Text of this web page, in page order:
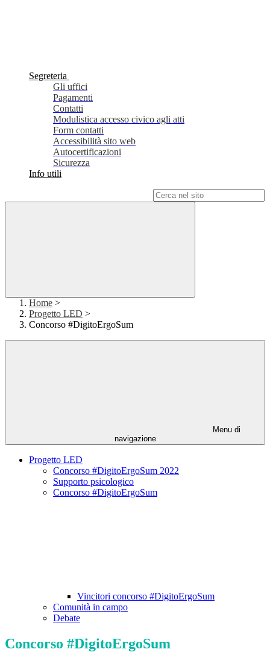
Segreteria
Gli uffici
Pagamenti
Contatti
Modulistica accesso civico agli atti
Form contatti
Accessibilità sito web
Autocertificazioni
Sicurezza
Info utili
Home >
Progetto LED >
Concorso #DigitoErgoSum
Menu di
navigazione
Progetto LED
Concorso #DigitoErgoSum 2022
Supporto psicologico
Concorso #DigitoErgoSum
Vincitori concorso #DigitoErgoSum
Comunità in campo
Debate
Concorso #DigitoErgoSum